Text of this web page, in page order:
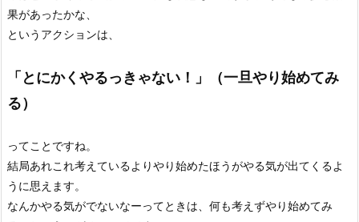
果があったかな、
というアクションは、
「とにかくやるっきゃない！」（一旦やり始めてみ
る）
ってことですね。
結局あれこれ考えているよりやり始めたほうがやる気が出てくるよ
うに思えます。
なんかやる気がでないなーってときは、何も考えずやり始めてみ